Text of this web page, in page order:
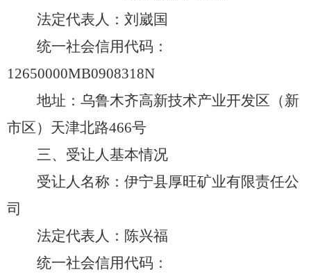
法定代表人： 刘崴国
统一社会信用代码：
12650000MB0908318N
地址 ： 乌鲁木齐高新技术产业开发区（新
市区）天津北路466号
三、受让人基本情况
受让人名称：伊宁县厚旺矿业有限责任公
司
法定代表人： 陈兴福
统一社会信用代码：